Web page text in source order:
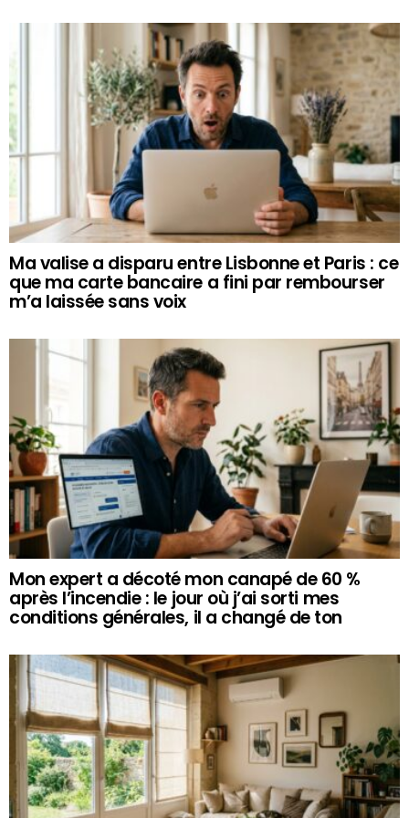
Ma valise a disparu entre Lisbonne et Paris : ce
que ma carte bancaire a fini par rembourser
m’a laissée sans voix
Mon expert a décoté mon canapé de 60 %
après l’incendie : le jour où j’ai sorti mes
conditions générales, il a changé de ton